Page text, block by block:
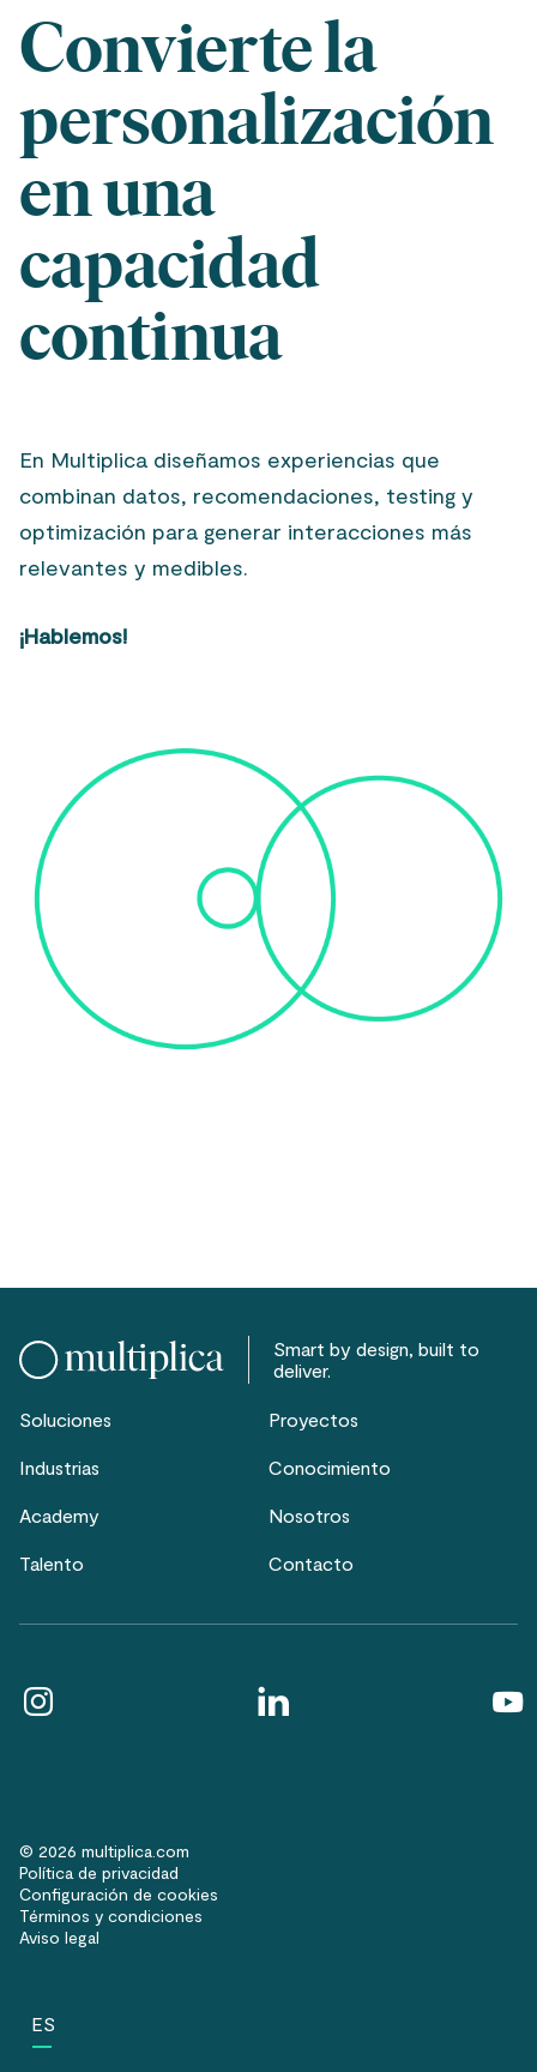
Convierte la
personalización
en una
capacidad
continua
En Multiplica diseñamos experiencias que
combinan datos, recomendaciones, testing y
optimización para generar interacciones más
relevantes y medibles.
¡Hablemos!
Smart by design, built to
deliver.
Soluciones Proyectos
Industrias Conocimiento
Academy Nosotros
Talento Contacto
© 2026 multiplica.com
Política de privacidad
Configuración de cookies
Términos y condiciones
Aviso legal
ES